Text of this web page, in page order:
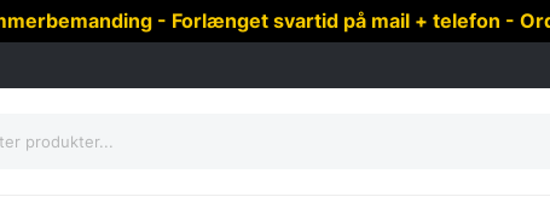
- Forlænget svartid på mail + telefon -